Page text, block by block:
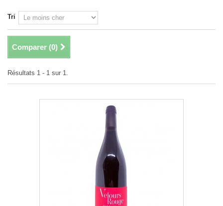
Tri
Comparer (0)
Résultats 1 - 1 sur 1.